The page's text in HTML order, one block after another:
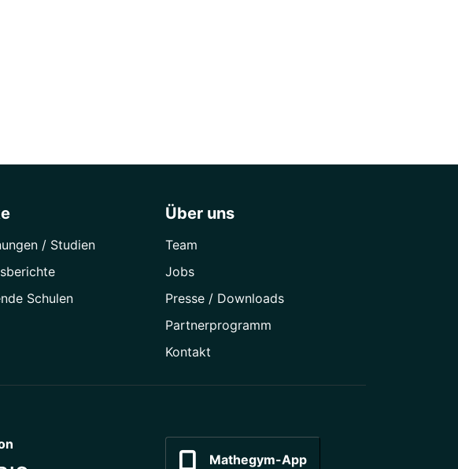
/ Studien
Schulen
Über uns
Team
Jobs
Presse / Downloads
Partner­programm
Kontakt
Mathegym-App